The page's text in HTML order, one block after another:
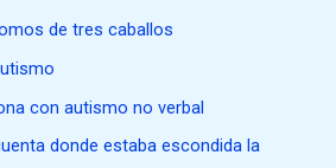
de tres caballos
con autismo no verbal
donde estaba escondida la